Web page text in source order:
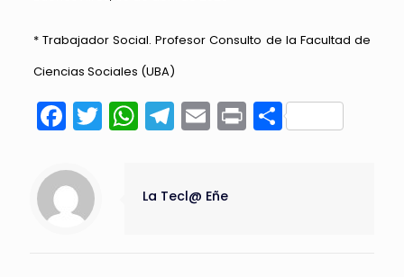
* Trabajador Social. Profesor Consulto de la Facultad de
Ciencias Sociales (UBA)
Facebook
Twitter
WhatsApp
Telegram
Email
Print
La Tecl@ Eñe